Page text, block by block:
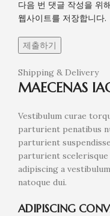
다음 번 댓글 작성을 위
웹사이트를 저장합니다.
Shipping & Delivery
MAECENAS
Vestibulum curae
parturient penatibus
parturient
parturient scelerisque
adipiscing a
natoque dui.
ADIPISCING